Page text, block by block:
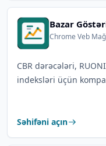
Bazar
Chrome Veb
CBR dərəcələri,
indeksləri üçün
Səhifəni açın